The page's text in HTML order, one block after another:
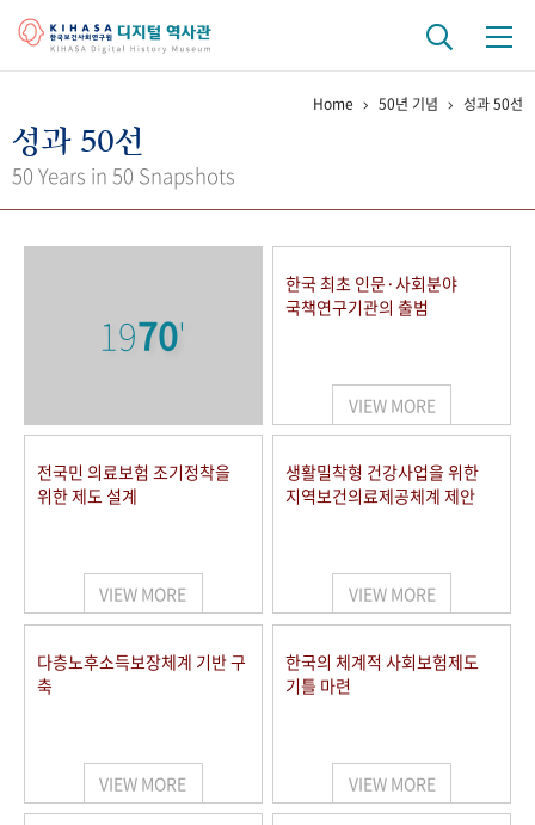
걸어온 길 기관 변천사
키워드로 보는 연구 역사
연구자들
사진 아카이브 문서 기록물 행정박물 영상 기록물
50+1 주년 기념
세계와 함께 한 KIHASA
VR 역사관
Home 50년 기념 성과 50선
성과 50선
50 Years in 50 Snapshots
1970'
한국 최초 인문·사회분야
국책연구기관의 출범
VIEW MORE
전국민 의료보험 조기정착을
위한 제도 설계
VIEW MORE
생활밀착형 건강사업을 위한
지역보건의료제공체계 제안
VIEW MORE
다층노후소득보장체계 기반 구
축
VIEW MORE
한국의 체계적 사회보험제도
기틀 마련
VIEW MORE